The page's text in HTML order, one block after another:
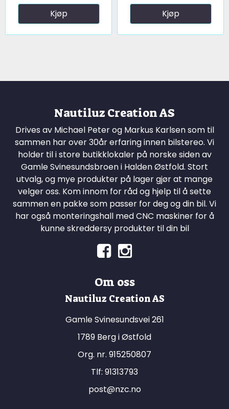
Kjøp Kjøp
Nautiluz Creation AS
Drives av Michael Peter og Markus Karlsen som til
sammen har over 30år erfaring innen bilstereo. Vi
holder til i store butikklokaler på norske siden av
Gamle Svinesundsbroen i Halden Østfold. Stort
utvalg, og mye produkter på lager gjør at mange
velger oss. Kom innom for råd og hjelp til å sette
sammen en pakke som passer for deg og din bil. Vi
har også monteringshall med CNC maskiner for å
kunne skreddersy produkter til din bil
Om oss
Nautiluz Creation AS
Gamle Svinesundsvei 261
1789 Berg i Østfold
Org. nr. 915250807
Tlf: 91313793
post@nzc.no